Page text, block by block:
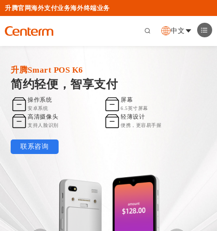
升腾官网海外支付业务海外终端业务
中文
升腾Smart POS K6
简约轻便，智享支付
操作系统
安卓系统
屏幕
6.5英寸屏幕
高清摄像头
支持人脸识别
轻薄设计
便携，更容易手握
联系咨询